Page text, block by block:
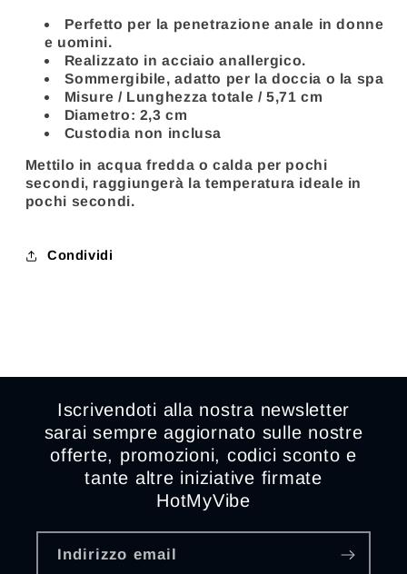
Perfetto per la penetrazione anale in donne
e uomini.
Realizzato in acciaio anallergico.
Sommergibile, adatto per la doccia o la spa
Misure / Lunghezza totale / 5,71 cm
Diametro: 2,3 cm
Custodia non inclusa
Mettilo in acqua fredda o calda per pochi
secondi, raggiungerà la temperatura ideale in
pochi secondi.
Condividi
Iscrivendoti alla nostra newsletter
sarai sempre aggiornato sulle nostre
offerte, promozioni, codici sconto e
tante altre iniziative firmate
HotMyVibe
Indirizzo email